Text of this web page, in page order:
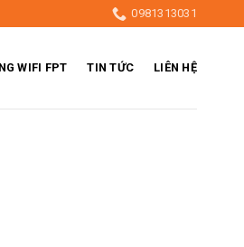
0981313031
WIFI FPT TIN TỨC LIÊN HỆ